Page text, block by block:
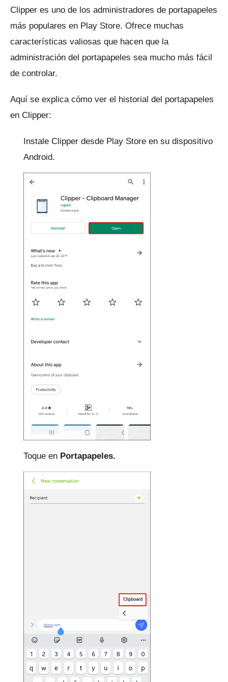
Clipper es uno de los administradores de portapapeles
más populares en Play Store. Ofrece muchas
características valiosas que hacen que la
administración del portapapeles sea mucho más fácil
de controlar.
Aquí se explica cómo ver el historial del portapapeles
en Clipper:
Instale Clipper desde Play Store en su dispositivo
Android.
Toque en Portapapeles.